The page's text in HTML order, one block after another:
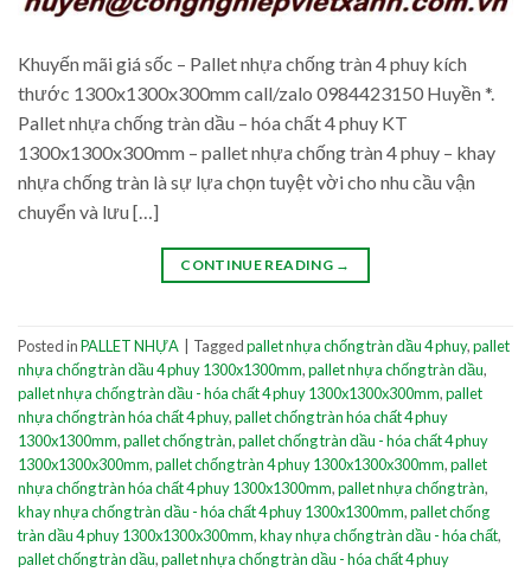
Khuyến mãi giá sốc – Pallet nhựa chống tràn 4 phuy kích
thước 1300x1300x300mm call/zalo 0984423150 Huyền *.
Pallet nhựa chống tràn dầu – hóa chất 4 phuy KT
1300x1300x300mm – pallet nhựa chống tràn 4 phuy – khay
nhựa chống tràn là sự lựa chọn tuyệt vời cho nhu cầu vận
chuyển và lưu […]
CONTINUE READING →
Posted inPALLET NHỰA Taggedpallet nhựa chống tràn dầu 4 phuy,pallet
nhựa chống tràn dầu 4 phuy 1300x1300mm,pallet nhựa chống tràn dầu,
pallet nhựa chống tràn dầu - hóa chất 4 phuy 1300x1300x300mm,pallet
nhựa chống tràn hóa chất 4 phuy,pallet chống tràn hóa chất 4 phuy
1300x1300mm,pallet chống tràn,pallet chống tràn dầu - hóa chất 4 phuy
1300x1300x300mm,pallet chống tràn 4 phuy 1300x1300x300mm,pallet
nhựa chống tràn hóa chất 4 phuy 1300x1300mm,pallet nhựa chống tràn,
khay nhựa chống tràn dầu - hóa chất 4 phuy 1300x1300mm,pallet chống
tràn dầu 4 phuy 1300x1300x300mm,khay nhựa chống tràn dầu - hóa chất,
pallet chống tràn dầu,pallet nhựa chống tràn dầu - hóa chất 4 phuy